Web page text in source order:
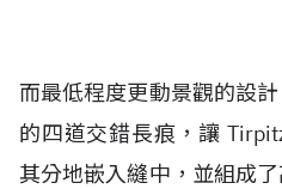
而最低程度更動景觀的設
的四道交錯長痕，讓
其分地嵌入縫中，並組成